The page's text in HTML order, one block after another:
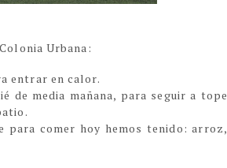
Urbana:
entrar en calor.
de media mañana, para seguir a tope
para comer hoy hemos tenido: arroz,